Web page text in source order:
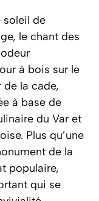
soleil de
le chant des
à bois sur le
de la cade,
à base de
du Var et
Plus qu’une
de la
populaire,
qui se